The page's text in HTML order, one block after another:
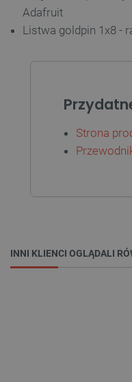
Adafruit
Listwa goldpin 1x8 -
Strona
INNI KLIENCI OGLĄDALI
PHPSESSID